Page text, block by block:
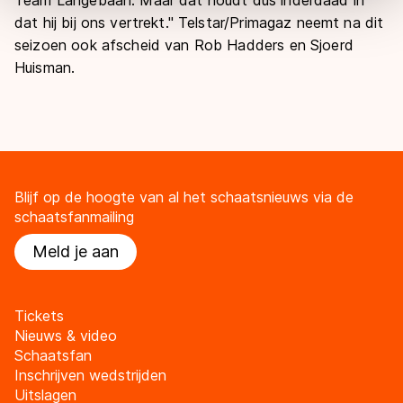
overdracht. Meer informatie vindt u in ons
cookiebeleid.
dat hij bij ons vertrekt." Telstar/Primagaz neemt na dit
seizoen ook afscheid van Rob Hadders en Sjoerd
Huisman.
Blijf op de hoogte van al het schaatsnieuws via de
schaatsfanmailing
Meld je aan
Tickets
Nieuws & video
Schaatsfan
Inschrijven wedstrijden
Uitslagen